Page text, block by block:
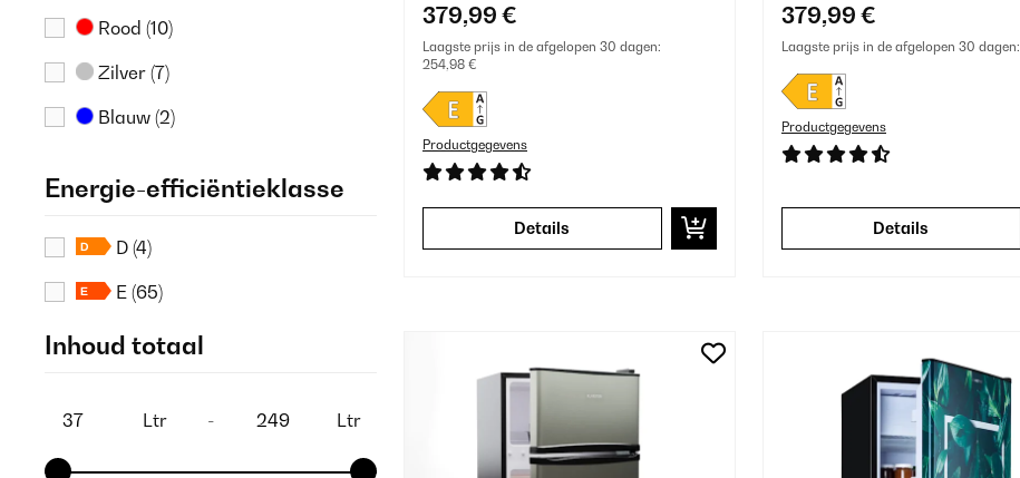
Rood (10)
Zilver (7)
Blauw (2)
Multi
Grijs(1)
Energie-efficiëntieklasse
D (4)
E (65)
Inhoud totaal
Ltr - Ltr
379,99 €
Laagste prijs in de afgelopen 30 dagen:
254,98 €
Productgegevens
Details
379,99 €
Laagste prijs in de afgelopen 30 dagen:
Productgegevens
Details